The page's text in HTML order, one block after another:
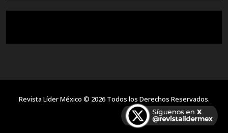
Revista Líder México © 2026 Todos los Derechos Reservados.